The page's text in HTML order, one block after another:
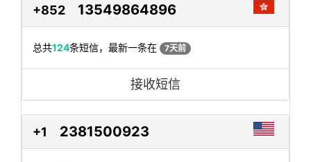
+852 13549864896
总共124条短信，最新一条在 7天前
接收短信
+1 2381500923